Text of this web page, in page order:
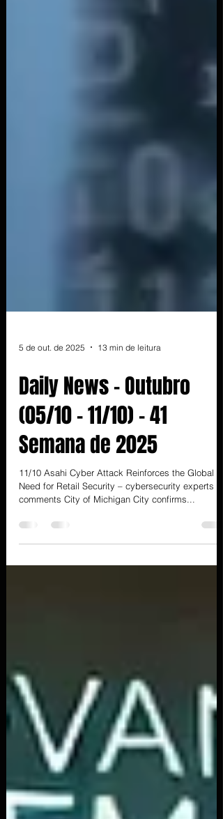
5 de out. de 2025 13 min de leitura
Daily News - Outubro
(05/10 - 11/10) - 41
Semana de 2025
comments City of Michigan City confirms...